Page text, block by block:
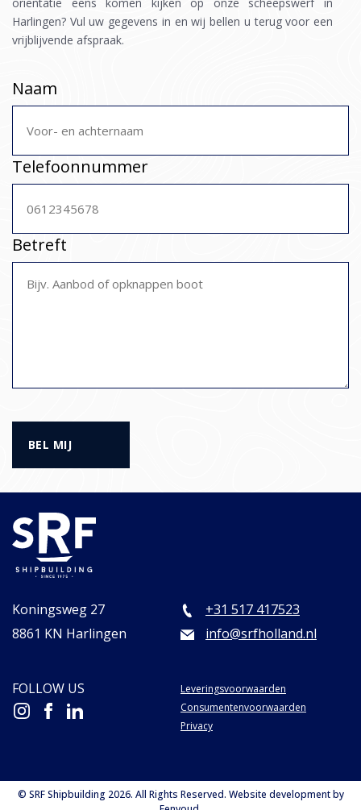
Harlingen? Vul uw gegevens in en wij bellen u terug voor een
vrijblijvende afspraak.
Betreft
Naam
Telefoonnummer
Koningsweg 27
8861 KN Harlingen
+31 517 417523
info@srfholland.nl
Leveringsvoorwaarden
Consumentenvoorwaarden
Privacy
FOLLOW US
© SRF Shipbuilding 2026. All Rights Reserved. Website development by